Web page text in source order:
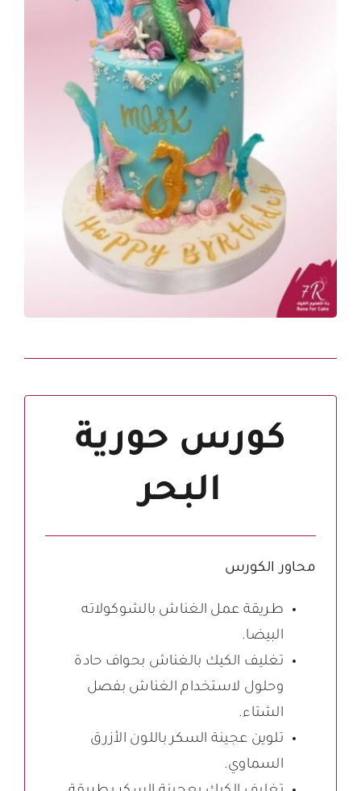
كورس حورية
البحر
محاور الكورس
طريقة عمل الغناش بالشوكولاته
البيضا.
تغليف الكيك بالغناش بحواف حادة
وحلول لاستخدام الغناش بفصل
الشتاء.
تلوين عجينة السكر باللون الأزرق
السماوي.